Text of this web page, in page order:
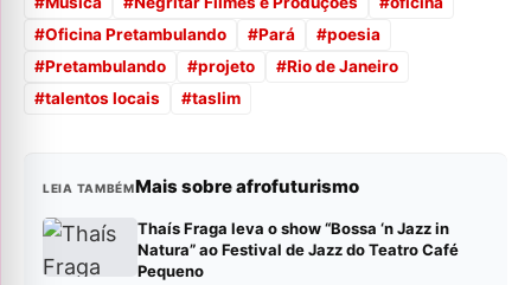
#Oficina Pretambulando #Pará #poesia
#Pretambulando #projeto #Rio de Janeiro
#talentos locais #taslim
LEIA TAMBÉMMais sobre afrofuturismo
Thaís Fraga leva o show “Bossa ‘n Jazz in
Natura” ao Festival de Jazz do Teatro Café
Pequeno